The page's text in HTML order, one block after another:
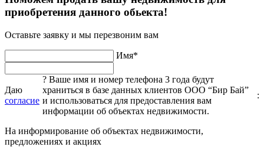
приобретения данного обьекта!
Оставьте заявку и мы перезвоним вам
Имя*
Даю
согласие
? Ваше имя и номер телефона 3 года будут
храниться в базе данных клиентов ООО “Бир Бай”
и использоваться для предоставления вам
информации об объектах недвижимости.
:
На информирование об объектах недвижимости,
предложениях и акциях